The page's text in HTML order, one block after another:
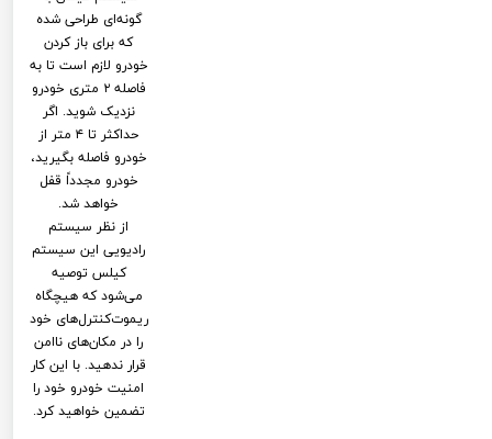
گونه‌ای طراحی شده
که برای باز کردن
خودرو لازم است تا به
فاصله ۲ متری خودرو
نزدیک شوید. اگر
حداکثر تا ۴ متر از
خودرو فاصله بگیرید،
خودرو مجدداً قفل
خواهد شد.
از نظر سیستم
رادیویی این سیستم
کیلس توصیه
می‌شود که هیچگاه
ریموت‌کنترل‌های خود
را در مکان‌های ناامن
قرار ندهید. با این کار
امنیت خودرو خود را
تضمین خواهید کرد.